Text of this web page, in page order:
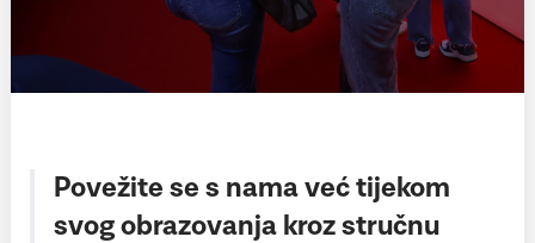
Povežite se s nama već tijekom
svog obrazovanja kroz stručnu